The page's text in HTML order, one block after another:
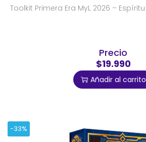
Toolkit Primera Era MyL 2026 – Espíritu
Precio
$19.990
Añadir al carrito
-33%